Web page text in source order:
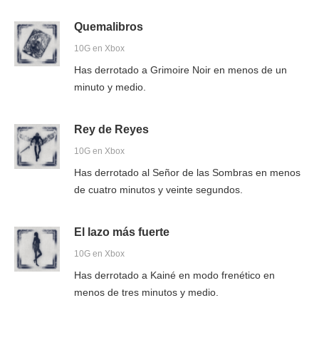
Quemalibros
10G en Xbox
Has derrotado a Grimoire Noir en menos de un
minuto y medio.
Rey de Reyes
10G en Xbox
Has derrotado al Señor de las Sombras en menos
de cuatro minutos y veinte segundos.
El lazo más fuerte
10G en Xbox
Has derrotado a Kainé en modo frenético en
menos de tres minutos y medio.